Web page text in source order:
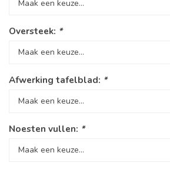
Oversteek: *
Afwerking tafelblad: *
Noesten vullen: *